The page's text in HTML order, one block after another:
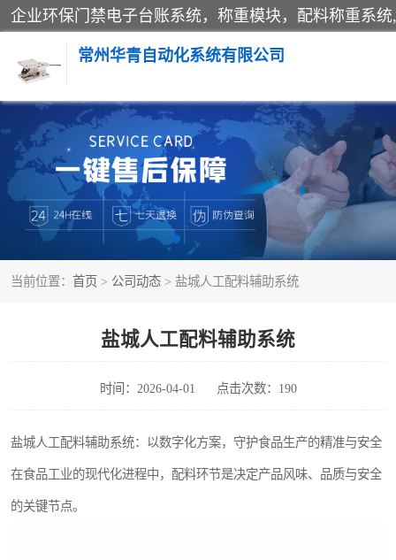
常州华青自动化系统有限公司
当前位置： 首页 > 公司动态 > 盐城人工配料辅助系统
盐城人工配料辅助系统
时间：2026-04-01 点击次数：190
盐城人工配料辅助系统：以数字化方案，守护食品生产的精准与安全
在食品工业的现代化进程中，配料环节是决定产品风味、品质与安全
的关键节点。
称重模块
手工配料系统
自动化配料系统
屠宰轨道秤
移动源环保门禁电子台账系统